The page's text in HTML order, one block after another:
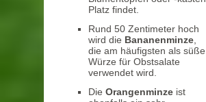
Platz findet.
Rund 50 Zentimeter hoch
wird die Bananenminze
die am häufigsten als süße
Würze für Obstsalate
verwendet wird.
Die Orangenminze ist